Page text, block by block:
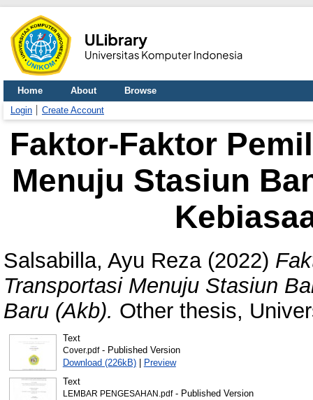
Home About
Browse
Login
Create Account
Faktor-Faktor
Menuju Stasiun
Salsabilla, Ayu Reza(2022)
Transportasi Menuju Stasiun
Baru (Akb). Other thesis,
Text
Cover.pdf- Published Version
Download (226kB)| Preview
Text
LEMBAR PENGESAHAN.pdf- Published Version